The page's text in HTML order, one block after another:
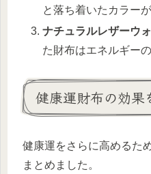
と落ち着いたカラーが
ナチュラルレザーウ
た財布はエネルギー
健康運財布の効果
健康運をさらに高めるた
まとめました。